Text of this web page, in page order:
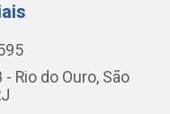
Rio do Ouro, São